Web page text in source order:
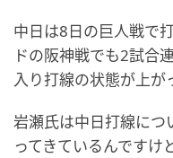
中日は8日の巨人戦で
ドの阪神戦でも2試合
入り打線の状態が上が
岩瀬氏は中日打線につ
ってきているんですけ